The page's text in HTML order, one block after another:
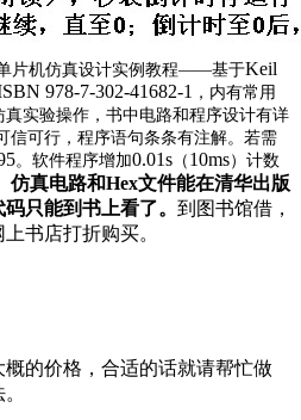
片机仿真设计实例教程——基于Keil
978-7-302-41682-1 ， 内有常用
实验操作， 书中电路和程序设计有详
可行，程序语句条条有注解。 若需
。 软件程序增加0.01s （ 10ms）计数
仿真电路和Hex文件能在清华出版
只能到书上看了。 到图书馆借，
书店打折购买。
的价格，合适的话就请帮忙做